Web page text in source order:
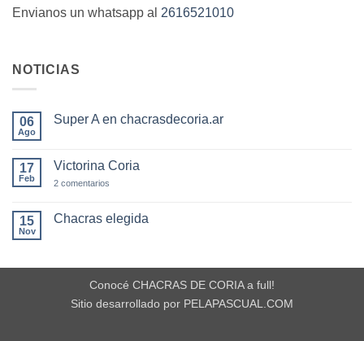
Envianos un whatsapp al 2616521010
NOTICIAS
06
Ago
Super A en chacrasdecoria.ar
en
A
17
Feb
Victorina Coria
2 comentarios
15
Nov
Chacras elegida
en
Conocé CHACRAS DE CORIA a full!
Sitio desarrollado por PELAPASCUAL.COM